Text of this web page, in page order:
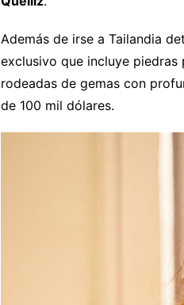
Además de irse a Tailandia
exclusivo que incluye piedras
rodeadas de gemas con
de 100 mil dólares.